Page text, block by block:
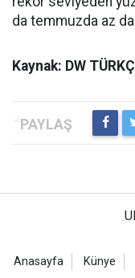
da temmuzda az
Kaynak: DW
Anasayfa Künye